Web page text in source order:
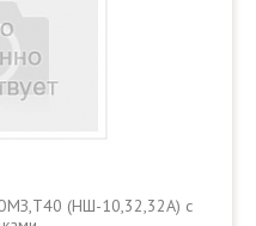
(НШ-10,32,32А) с